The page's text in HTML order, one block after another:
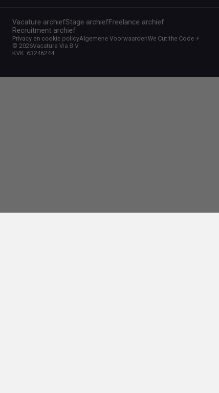
Vacature archiefStage archiefFreelance archief
Recruitment archief
©2026Vacature Via B.V.
KVK: 63246244
Privacy en cookie policyAlgemene VoorwaardenWe Cut the Code ⚡️